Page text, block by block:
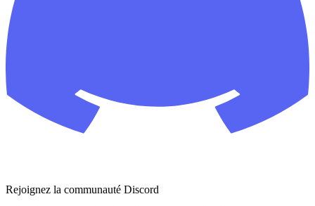
Rejoignez la communauté Discord